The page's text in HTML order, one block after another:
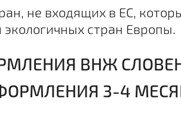
не входящих в ЕС,
стран Европы.
ВНЖ
3-4